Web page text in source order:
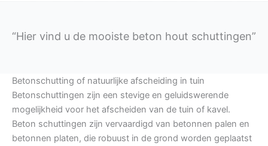
“Hier vind u de mooiste beton hout schuttingen”
Betonschutting of natuurlijke afscheiding in tuin
Betonschuttingen zijn een stevige en geluidswerende
mogelijkheid voor het afscheiden van de tuin of kavel.
Beton schuttingen zijn vervaardigd van betonnen palen en
betonnen platen, die robuust in de grond worden geplaatst